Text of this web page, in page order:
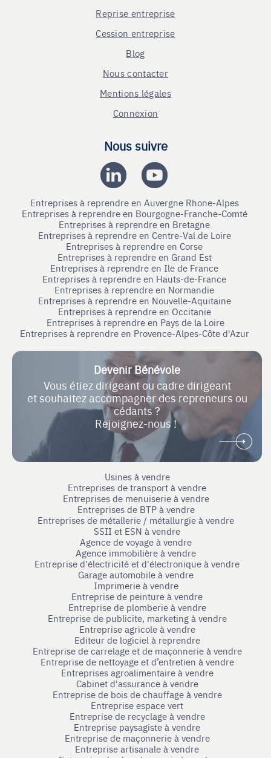
Reprise entreprise
Cession entreprise
Blog
Nous contacter
Mentions légales
Connexion
Nous suivre
Entreprises à reprendre en Auvergne Rhone-Alpes
Entreprises à reprendre en Bourgogne-Franche-Comté
Entreprises à reprendre en Bretagne
Entreprises à reprendre en Centre-Val de Loire
Entreprises à reprendre en Corse
Entreprises à reprendre en Grand Est
Entreprises à reprendre en Ile de France
Entreprises à reprendre en Hauts-de-France
Entreprises à reprendre en Normandie
Entreprises à reprendre en Nouvelle-Aquitaine
Entreprises à reprendre en Occitanie
Entreprises à reprendre en Pays de la Loire
Entreprises à reprendre en Provence-Alpes-Côte d'Azur
Devenir Bénévole
Vous étiez dirigeant ou cadre dirigeant
et souhaitez accompagner des repreneurs ou
cédants ?
Rejoignez-nous !
Usines à vendre
Entreprises de transport à vendre
Entreprises de menuiserie à vendre
Entreprises de BTP à vendre
Entreprises de métallerie / métallurgie à vendre
SSII et ESN à vendre
Agence de voyage à vendre
Agence immobilière à vendre
Entreprise d'électricité et d'électronique à vendre
Garage automobile à vendre
Imprimerie à vendre
Entreprise de peinture à vendre
Entreprise de plomberie à vendre
Entreprise de publicite, marketing à vendre
Entreprise agricole à vendre
Editeur de logiciel à reprendre
Entreprise de carrelage et de maçonnerie à vendre
Entreprise de nettoyage et d’entretien à vendre
Entreprises agroalimentaire à vendre
Cabinet d'assurance à vendre
Entreprise de bois de chauffage à vendre
Entreprise espace vert
Entreprise de recyclage à vendre
Entreprise paysagiste à vendre
Entreprise de maçonnerie à vendre
Entreprise artisanale à vendre